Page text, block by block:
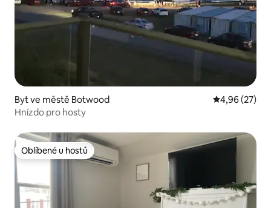
Byt ve městě Botwood Průměrné
4,96 (27)
Hnízdo pro hosty
Oblíbené u hostů
Oblíbené u hostů